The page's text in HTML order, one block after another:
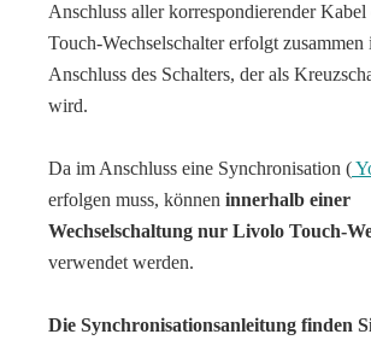
Anschluss aller korrespondierender Kabel
Touch-Wechselschalter erfolgt
Anschluss des Schalters, der als
wird.
Da im Anschluss eine Synchronisation (
erfolgen muss, können innerhalb einer
Wechselschaltung nur Livolo Touch-
verwendet werden.
Die Synchronisationsanleitung finden